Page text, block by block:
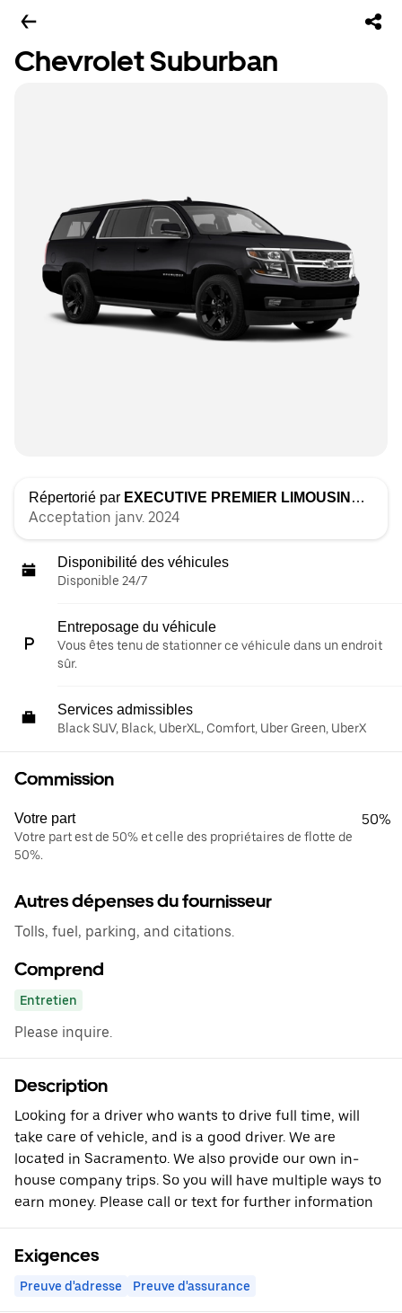
Chevrolet Suburban
Répertorié par EXECUTIVE PREMIER LIMOUSINE INC
Acceptation janv. 2024
Disponibilité des véhicules
Disponible 24/7
Entreposage du véhicule
Vous êtes tenu de stationner ce véhicule dans un endroit
sûr.
Services admissibles
Black SUV, Black, UberXL, Comfort, Uber Green, UberX
Commission
Votre part
Votre part est de 50% et celle des propriétaires de flotte de
50%.
50%
Autres dépenses du fournisseur
Tolls, fuel, parking, and citations.
Comprend
Entretien
Please inquire.
Description
Looking for a driver who wants to drive full time, will
take care of vehicle, and is a good driver. We are
located in Sacramento. We also provide our own in-
house company trips. So you will have multiple ways to
earn money. Please call or text for further information
Exigences
Preuve d'adresse Preuve d'assurance